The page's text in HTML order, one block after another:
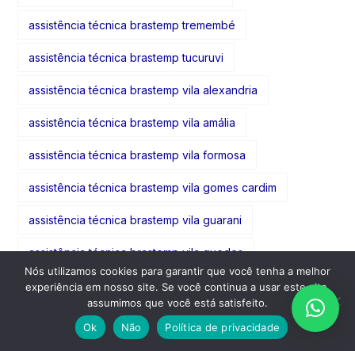
assistência técnica brastemp tremembé
assistência técnica brastemp tucuruvi
assistência técnica brastemp vila alexandria
assistência técnica brastemp vila amália
assistência técnica brastemp vila formosa
assistência técnica brastemp vila gomes cardim
assistência técnica brastemp vila guarani
assistência técnica brastemp vila guedes
assistência técnica brastemp vila guilherme
assistência técnica brastemp vila gumercindo
Nós utilizamos cookies para garantir que você tenha a melhor
experiência em nosso site. Se você continua a usar este site,
assumimos que você está satisfeito.
Ok
Não Política de privacidade